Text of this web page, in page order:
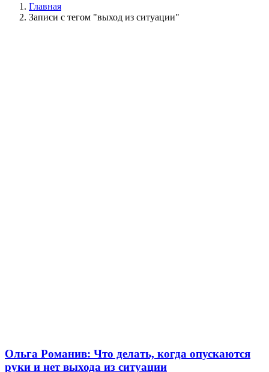
Главная
Записи с тегом "выход из ситуации"
Ольга Романив: Что делать, когда опускаются
руки и нет выхода из ситуации